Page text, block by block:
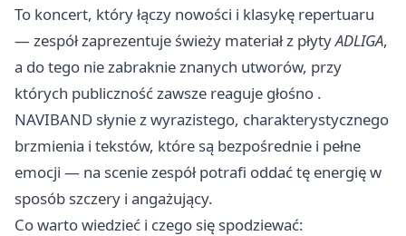
To koncert, który łączy nowości i klasykę repertuaru
— zespół zaprezentuje świeży materiał z płytyADLIGA,
a do tego nie zabraknie znanych utworów, przy
których publiczność zawsze reaguje głośno .
NAVIBAND słynie z wyrazistego, charakterystycznego
brzmienia i tekstów, które są bezpośrednie i pełne
emocji — na scenie zespół potrafi oddać tę energię w
sposób szczery i angażujący.
Co warto wiedzieć i czego się spodziewać: